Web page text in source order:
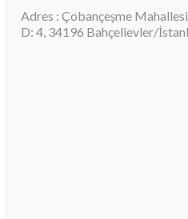
Adres : Çobançeşme
D: 4, 34196 Bahçelievler/